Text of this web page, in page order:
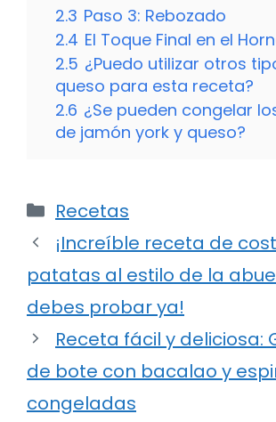
2.3 Paso 3: Rebozado
2.4 El Toque Final en el
2.5 ¿Puedo utilizar otros
queso para esta receta?
2.6 ¿Se pueden congelar
de jamón york y queso?
Categorías
Recetas
¡Increíble receta de
patatas al estilo de la
debes probar ya!
Receta fácil y deliciosa:
de bote con bacalao y
congeladas